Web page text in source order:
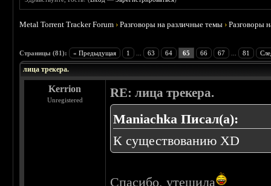
Metal Torrent Tracker Forum ›Разговоры на различные темы ›Разговоры
Страницы (81): « Предыдущая 1 63 64 65 66 67 81
лица трекера.
Kerrion
Unregistered
RE: лица трекера.
Maniachka Писал(а):
К существованию XD
Спасибо, утешила